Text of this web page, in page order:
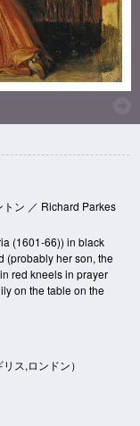
トン ／ Richard Parkes
(1601-66)) in black
(probably her son, the
red kneels in prayer
on the table on the
ス,ロンドン）